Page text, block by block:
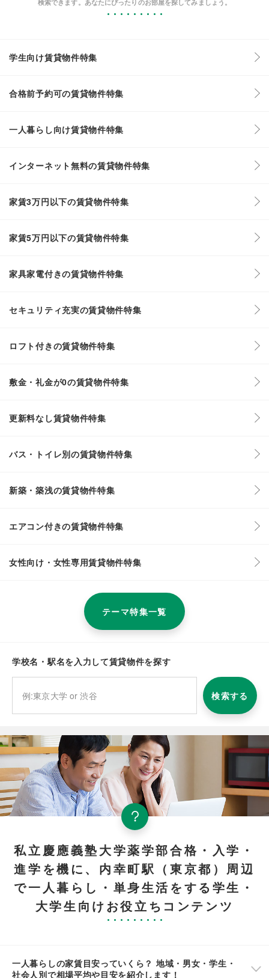
検索できます。あなたにぴったりのお部屋を探してみましょう。
学生向け賃貸物件特集
合格前予約可の賃貸物件特集
一人暮らし向け賃貸物件特集
インターネット無料の賃貸物件特集
家賃3万円以下の賃貸物件特集
家賃5万円以下の賃貸物件特集
家具家電付きの賃貸物件特集
セキュリティ充実の賃貸物件特集
ロフト付きの賃貸物件特集
敷金・礼金が0の賃貸物件特集
更新料なし賃貸物件特集
バス・トイレ別の賃貸物件特集
新築・築浅の賃貸物件特集
エアコン付きの賃貸物件特集
女性向け・女性専用賃貸物件特集
テーマ特集一覧
学校名・駅名を入力して賃貸物件を探す
検索する
私立慶應義塾大学薬学部合格・入学・
進学を機に、内幸町駅（東京都）周辺
で一人暮らし・単身生活をする学生・
大学生向けお役立ちコンテンツ
一人暮らしの家賃目安っていくら？ 地域・男女・学生・
社会人別で相場平均や目安を紹介します！